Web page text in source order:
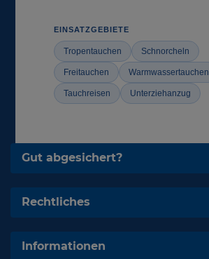
EINSATZGEBIETE
Tropentauchen Schnorcheln
Freitauchen Warmwassertauchen
Tauchreisen Unterziehanzug
Gut abgesichert?
Rechtliches
Informationen